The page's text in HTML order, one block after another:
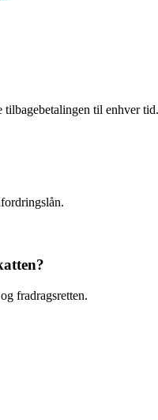
til enhver tid.
fradragsretten.